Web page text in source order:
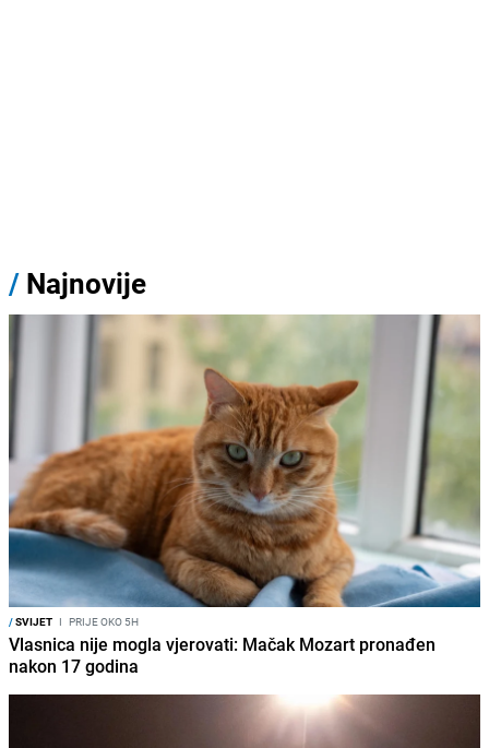
/ Najnovije
/SVIJET I PRIJE OKO 5H
Vlasnica nije mogla vjerovati: Mačak Mozart pronađen
nakon 17 godina